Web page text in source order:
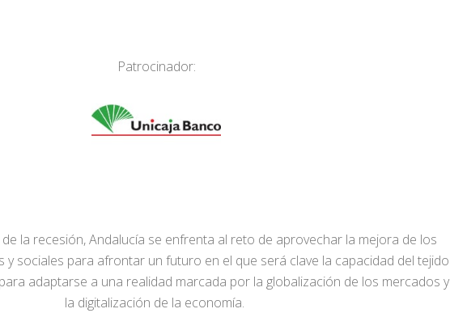
Patrocinador:
la recesión, Andalucía se enfrenta al reto de aprovechar la mejora de los
y sociales para afrontar un futuro en el que será clave la capacidad del tejido
adaptarse a una realidad marcada por la globalización de los mercados y
la digitalización de la economía.